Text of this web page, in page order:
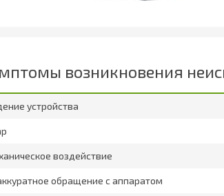
возникновения
устройства
воздействие
обращение с аппаратом